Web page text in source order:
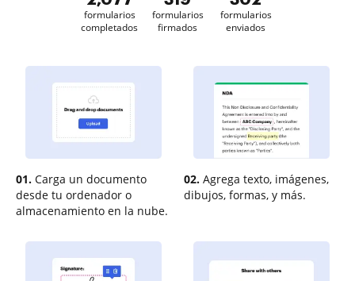
formularios
completados
formularios
firmados
formularios
enviados
01. Carga un documento
desde tu ordenador o
almacenamiento en la nube.
02. Agrega texto, imágenes,
dibujos, formas, y más.